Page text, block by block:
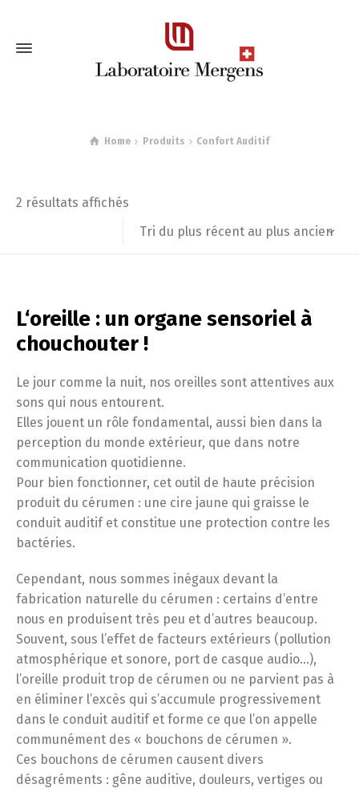
Home Produits Confort Auditif
2 résultats affichés
du
au
plus
ancien
Tri du plus récent au plus ancien
L‘oreille : un organe sensoriel à
chouchouter !
Le jour comme la nuit, nos oreilles sont attentives aux
sons qui nous entourent.
Elles jouent un rôle fondamental, aussi bien dans la
perception du monde extérieur, que dans notre
communication quotidienne.
Pour bien fonctionner, cet outil de haute précision
produit du cérumen : une cire jaune qui graisse le
conduit auditif et constitue une protection contre les
bactéries.
Cependant, nous sommes inégaux devant la
fabrication naturelle du cérumen : certains d’entre
nous en produisent très peu et d’autres beaucoup.
Souvent, sous l’effet de facteurs extérieurs (pollution
atmosphérique et sonore, port de casque audio…),
l’oreille produit trop de cérumen ou ne parvient pas à
en éliminer l’excès qui s’accumule progressivement
dans le conduit auditif et forme ce que l’on appelle
communément des « bouchons de cérumen ».
Ces bouchons de cérumen causent divers
désagréments : gêne auditive, douleurs, vertiges ou